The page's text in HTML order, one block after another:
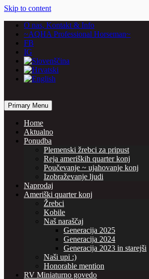
Skip to content
O nas, Kontakt & Info
~AQHA Professional Horseman~
FB
IG
Vašcer Quarter Horses
… horses are our passion
Primary Menu
Home
Aktualno
Ponudba
Plemenski žrebci za pripust
Reja ameriških quarter konj
Poučevanje ~ ujahovanje konj
Izobraževanje ljudi
Naprodaj
Ameriški quarter konj
Žrebci
Kobile
Naš naraščaj
Generacija 2025
Generacija 2024
Generacija 2023 in starejši
Naši upi :)
Honorable mention
RV Miniaturno govedo